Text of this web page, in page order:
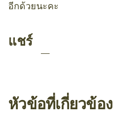
อีกด้วยนะคะ
แชร์
หัวข้อที่เกี่ยวข้อง